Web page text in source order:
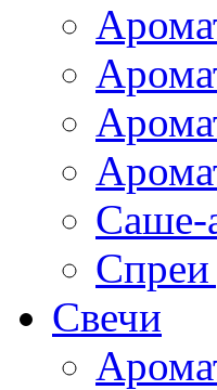
Саше-
Спреи
Свечи